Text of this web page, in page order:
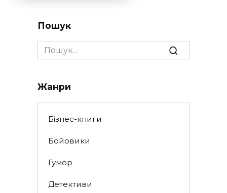
Пошук
Search
for:
Жанри
Бізнес-книги
Бойовики
Гумор
Детективи